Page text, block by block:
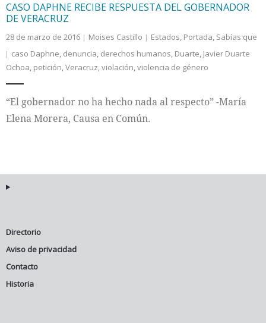
Nacional
Colaboradores
Cultura
CASO DAPHNE RECIBE RESPUESTA DEL GOBERNADOR
DE VERACRUZ
28 de marzo de 2016 Moises Castillo Estados, Portada, Sabías que
caso Daphne, denuncia, derechos humanos, Duarte, Javier Duarte
Ochoa, petición,Veracruz,violación,violencia de género
“El gobernador no ha hecho nada al respecto” -María
Elena Morera, Causa en Común.
Directorio
Aviso de privacidad
Contacto
Historia